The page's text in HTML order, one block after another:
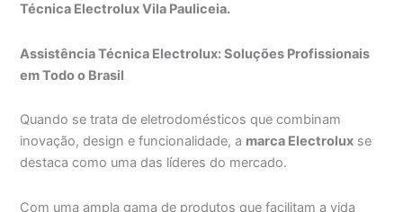
Técnica Electrolux Vila Pauliceia.
Assistência Técnica Electrolux: Soluções Profissionais
em Todo o Brasil
Quando se trata de eletrodomésticos que combinam
inovação, design e funcionalidade, a marca Electrolux se
destaca como uma das líderes do mercado.
Com uma ampla gama de produtos que facilitam a vida